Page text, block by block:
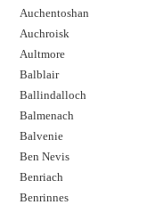
Auchentoshan
Auchroisk
Aultmore
Balblair
Ballindalloch
Balmenach
Balvenie
Ben Nevis
Benriach
Benrinnes